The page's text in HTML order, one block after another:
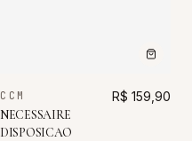
CCM
NECESSAIRE
DISPOSICAO
R$ 159,90